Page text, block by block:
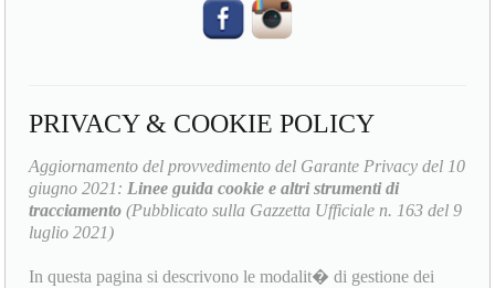
PRIVACY & COOKIE POLICY
Aggiornamento del provvedimento del Garante Privacy del 10
giugno 2021: Linee guida cookie e altri strumenti di
tracciamento (Pubblicato sulla Gazzetta Ufficiale n. 163 del 9
luglio 2021)
In questa pagina si descrivono le modalit� di gestione dei